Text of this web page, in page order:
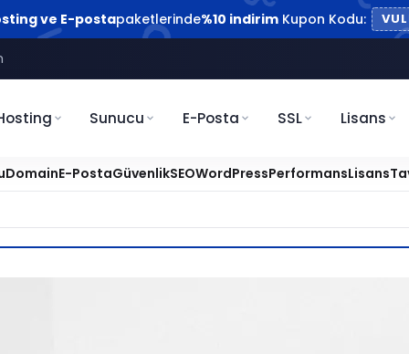
ve E-postapaketlerinde%10 indirim Kupon Kodu:
Sunucu E-Posta SSL Lisans
DomainE-PostaGüvenlikSEOWordPressPerformansLisans